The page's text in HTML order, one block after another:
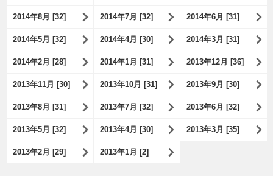
2014年8月 [32] 2014年7月 [32] 2014年6月 [31]
2014年5月 [32] 2014年4月 [30] 2014年3月 [31]
2014年2月 [28] 2014年1月 [31] 2013年12月 [36]
2013年11月 [30] 2013年10月 [31] 2013年9月 [30]
2013年8月 [31] 2013年7月 [32] 2013年6月 [32]
2013年5月 [32] 2013年4月 [30] 2013年3月 [35]
2013年2月 [29] 2013年1月 [2]